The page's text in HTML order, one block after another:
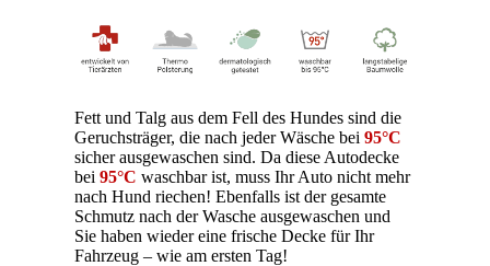
Fett und Talg aus dem Fell des Hundes sind die
Geruchsträger, die nach jeder Wäsche bei 95°C
sicher ausgewaschen sind. Da diese Autodecke
bei 95°C waschbar ist, muss Ihr Auto nicht mehr
nach Hund riechen! Ebenfalls ist der gesamte
Schmutz nach der Wasche ausgewaschen und
Sie haben wieder eine frische Decke für Ihr
Fahrzeug – wie am ersten Tag!